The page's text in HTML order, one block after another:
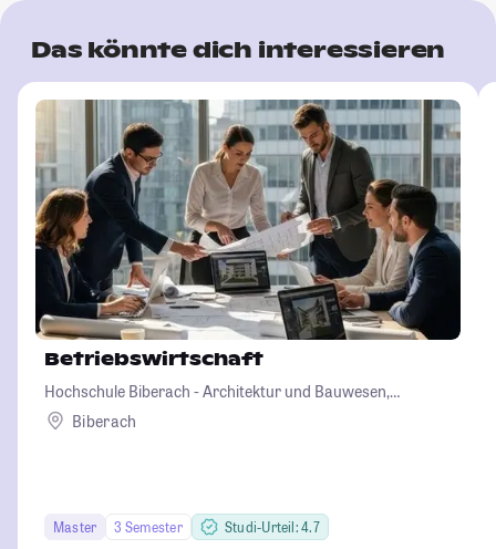
Das könnte dich interessieren
Betriebswirtschaft
Hochschule Biberach - Architektur und Bauwesen,
Betriebswirtschaft und Biotechnologie
Biberach
Master 3 Semester
Studi-Urteil: 4.7